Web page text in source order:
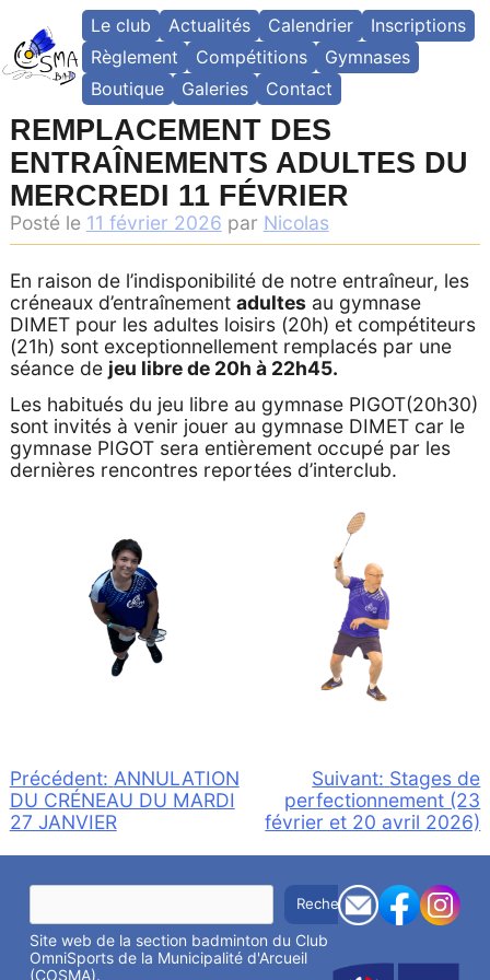
content
Le club Actualités Calendrier
Inscriptions
Règlement
Compétitions
Gymnases
Boutique
Galeries Contact
REMPLACEMENT DES
ENTRAÎNEMENTS ADULTES DU
MERCREDI 11 FÉVRIER
Posté le 11 février 2026 par Nicolas
En raison de l’indisponibilité de notre entraîneur, les
créneaux d’entraînement adultes au gymnase
DIMET pour les adultes loisirs (20h) et compétiteurs
(21h) sont exceptionnellement remplacés par une
séance de jeu libre de 20h à 22h45.
Les habitués du jeu libre au gymnase PIGOT(20h30)
sont invités à venir jouer au gymnase DIMET car le
gymnase PIGOT sera entièrement occupé par les
dernières rencontres reportées d’interclub.
Navigation
de
l’article
Précédent: ANNULATION
DU CRÉNEAU DU MARDI
27 JANVIER
Suivant: Stages de
perfectionnement (23
février et 20 avril 2026)
R
c
h
e
r
Rechercher
Site web de la section badminton du Club
OmniSports de la Municipalité d'Arcueil
(COSMA).